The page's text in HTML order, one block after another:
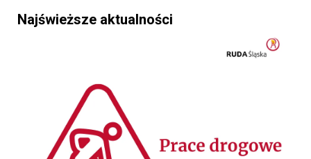
Najświeższe aktualności